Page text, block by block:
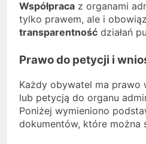
Współpraca z organami
tylko prawem, ale i
transparentność działań
Prawo do petycji i
Każdy obywatel ma prawo
lub petycją do organu
Poniżej wymieniono
dokumentów, które można